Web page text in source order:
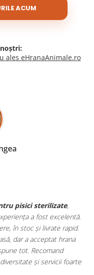
ACUM
ales eHranaAnimale.ro
Stancea
ehranaanimale.ro
dinfarmacia veterinară
de îngrijire. Este foarte
nevoie pentru animalul
rapidă, iar produsele au
bine organizat și foarte
de animale.